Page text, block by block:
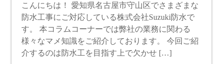
こんにちは！ 愛知県名古屋市守山区でさまざまな
防水工事にご対応している株式会社Suzuki防水で
す。 本コラムコーナーでは弊社の業務に関わる
様々なマメ知識をご紹介しております。 今回ご紹
介するのは防水工を目指す上で欠かせ […]